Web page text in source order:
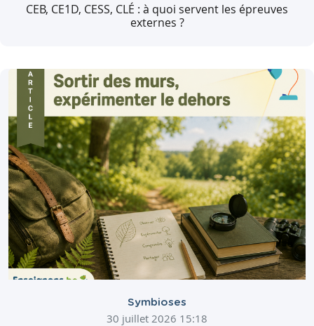
CEB, CE1D, CESS, CLÉ : à quoi servent les épreuves
externes ?
Symbioses
30 juillet 2026 15:18